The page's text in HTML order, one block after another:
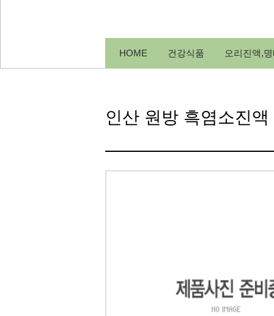
HOME 건강식품 오리진액,
인산 원방 흑염소진